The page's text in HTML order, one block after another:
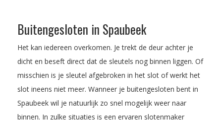
Buitengesloten in Spaubeek
Het kan iedereen overkomen. Je trekt de deur achter je
dicht en beseft direct dat de sleutels nog binnen liggen. Of
misschien is je sleutel afgebroken in het slot of werkt het
slot ineens niet meer. Wanneer je buitengesloten bent in
Spaubeek wil je natuurlijk zo snel mogelijk weer naar
binnen. In zulke situaties is een ervaren slotenmaker